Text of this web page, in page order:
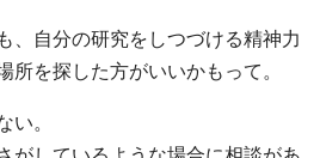
、自分の研究をしつづける精神力
所を探した方がいいかもって。
。